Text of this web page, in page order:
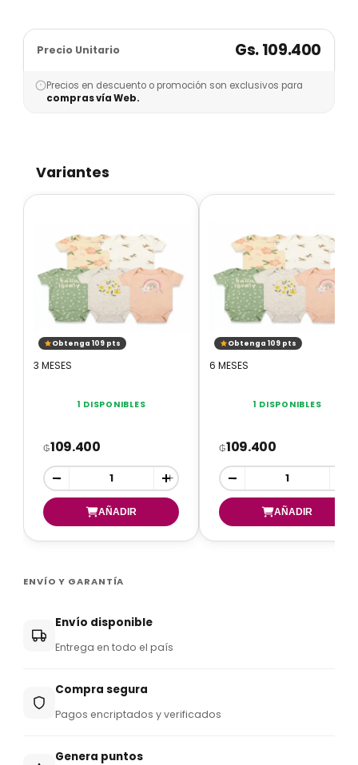
Precio Unitario Gs. 109.400
Precios en descuento o promoción son exclusivos para
compras vía Web.
Variantes
Obtenga 109 pts
3 MESES
1 DISPONIBLES
₲109.400
- +
Obtenga 109 pts
6 MESES
1 DISPONIBLES
₲109.400
-
ENVÍO Y GARANTÍA
Envío disponible
Entrega en todo el país
Compra segura
Pagos encriptados y verificados
Genera puntos